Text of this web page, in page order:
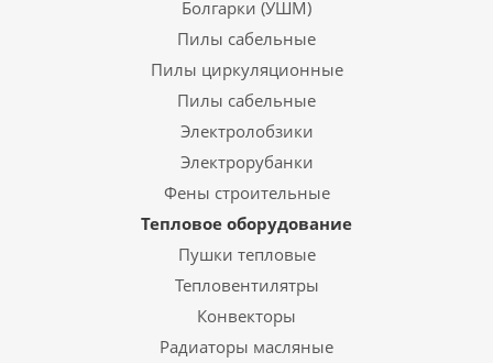
Болгарки (УШМ)
Пилы сабельные
Пилы циркуляционные
Пилы сабельные
Электролобзики
Электрорубанки
Фены строительные
Тепловое оборудование
Пушки тепловые
Тепловентилятры
Конвекторы
Радиаторы масляные